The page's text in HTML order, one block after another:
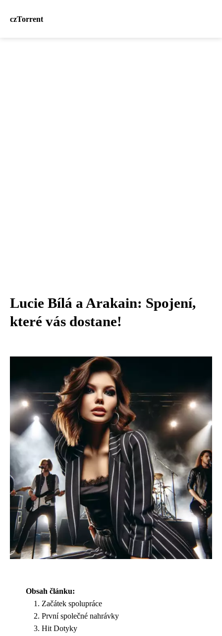
czTorrent
Lucie Bílá a Arakain: Spojení,
které vás dostane!
Obsah článku:
Začátek spolupráce
První společné nahrávky
Hit Dotyky